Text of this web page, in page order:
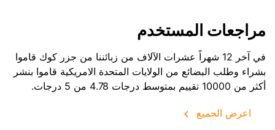
مراجعات المستخدم
في آخر 12 شهراً عشرات الآلاف من زبائننا من جزر كوك قاموا
بشراء وطلب البضائع من الولايات المتحدة الامريكية قاموا بنشر
أكثر من 10000 تقييم بمتوسط درجات 4.78 من 5 درجات.
اعرض الجميع